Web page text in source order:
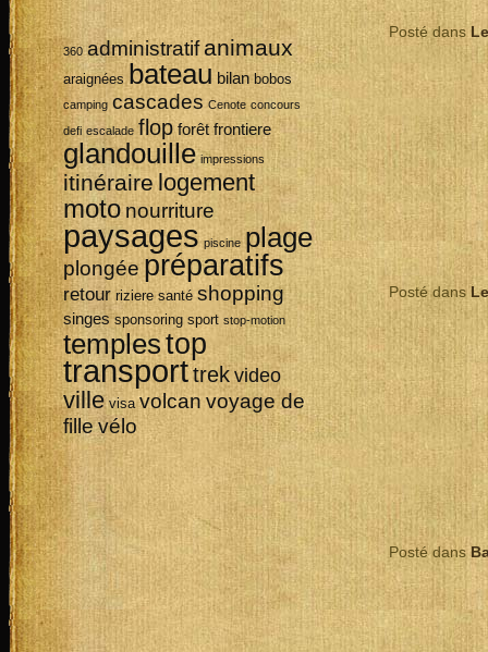
Posté dans
Posté dans
Posté dans
360 administratifanimaux
araignées bateau bilan bobos
camping cascades Cenote concours
defi escalade flop forêt frontiere
glandouille impressions
itinéraire logement
moto nourriture
paysages piscine plage
plongée préparatifs
retour riziere santé shopping
singes sponsoring sport stop-motion
templestop
transporttrek video
ville visa volcan voyage de
fillevélo